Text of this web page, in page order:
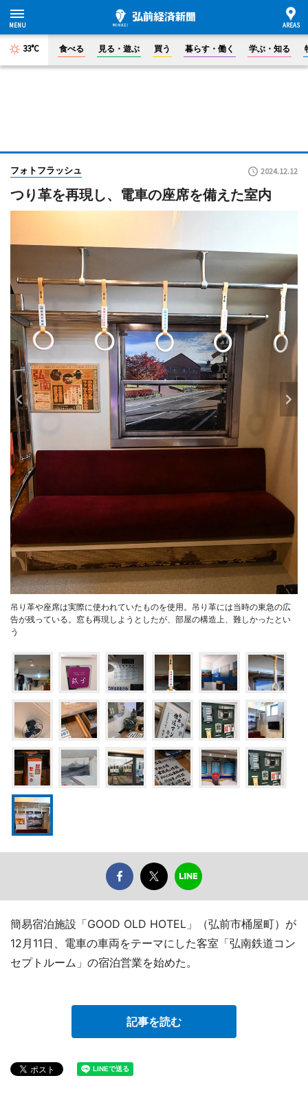
33°C 食べる 見る・遊ぶ 買う 暮らす・働く 学ぶ・知る
フォトフラッシュ 2024.12.12
つり革を再現し、電車の座席を備えた室内
吊り革や座席は実際に使われていたものを使用。吊り革には当時の東急の広
告が残っている。窓も再現しようとしたが、部屋の構造上、難しかったとい
う
簡易宿泊施設「GOOD OLD HOTEL」（弘前市桶屋町）が
12月11日、電車の車両をテーマにした客室「弘南鉄道コン
セプトルーム」の宿泊営業を始めた。
記事を読む